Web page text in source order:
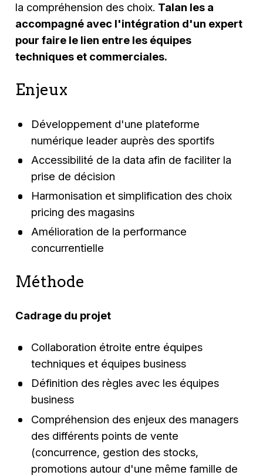
la compréhension des choix. Talan les a
accompagné avec l'intégration d'un expert
pour faire le lien entre les équipes
techniques et commerciales.
Enjeux
Développement d'une plateforme
numérique leader auprès des sportifs
Accessibilité de la data afin de faciliter la
prise de décision
Harmonisation et simplification des choix
pricing des magasins
Amélioration de la performance
concurrentielle
Méthode
Cadrage du projet
Collaboration étroite entre équipes
techniques et équipes business
Définition des règles avec les équipes
business
Compréhension des enjeux des managers
des différents points de vente
(concurrence, gestion des stocks,
promotions autour d'une même famille de